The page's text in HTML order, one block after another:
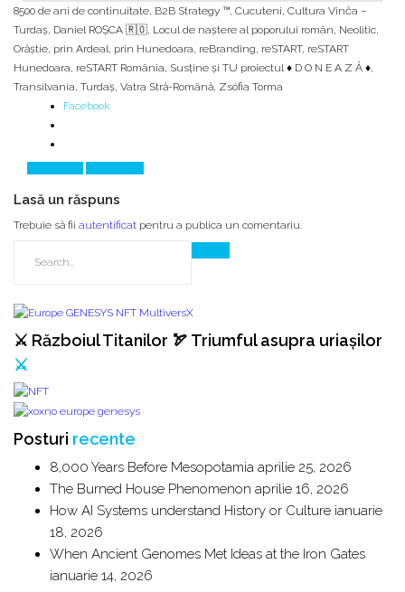
8500 de ani de continuitate, B2B Strategy ™, Cucuteni, Cultura Vinča –
Turdaş, Daniel ROȘCA 🇷🇴, Locul de naştere al poporului român, Neolitic,
Orăștie, prin Ardeal, prin Hunedoara, reBranding, reSTART, reSTART
Hunedoara, reSTART România, Susține și TU proiectul ♦ D O N E A Z Ă ♦,
Transilvania, Turdaş, Vatra Stră-Română, Zsófia Torma
Facebook
Lasă un răspuns
Trebuie să fii autentificat pentru a publica un comentariu.
⚔️ Războiul Titanilor 🏹 Triumful asupra uriașilor
⚔️
Posturi recente
8,000 Years Before Mesopotamia aprilie 25, 2026
The Burned House Phenomenon aprilie 16, 2026
How AI Systems understand History or Culture ianuarie
18, 2026
When Ancient Genomes Met Ideas at the Iron Gates
ianuarie 14, 2026